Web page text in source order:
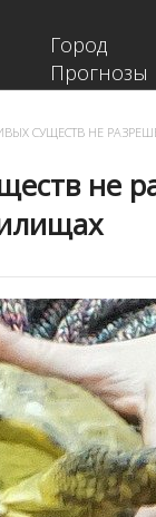
Город
Прогнозы
СУЩЕСТВ НЕ
не